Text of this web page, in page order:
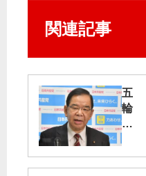
関連記事
五
輪
開
強
行